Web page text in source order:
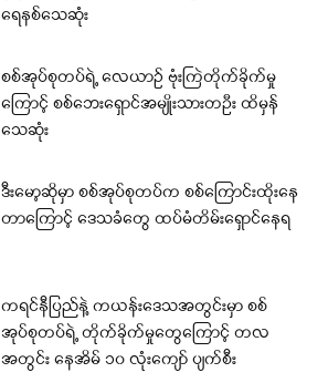
ရေနစ်သေဆုံး
စစ်အုပ်စုတပ်ရဲ့ လေယာဉ် ဗုံးကြဲတိုက်ခိုက်မှု
ကြောင့် စစ်ဘေးရှောင်အမျိုးသားတဦး ထိမှန်
သေဆုံး
ဒီးမော့ဆိုမှာ စစ်အုပ်စုတပ်က စစ်ကြောင်းထိုးနေ
တာကြောင့် ဒေသခံတွေ ထပ်မံတိမ်းရှောင်နေရ
ကရင်နီပြည်နဲ့ ကယန်းဒေသအတွင်းမှာ စစ်
အုပ်စုတပ်ရဲ့ တိုက်ခိုက်မှုတွေကြောင့် တလ
အတွင်း နေအိမ် ၁၀ လုံးကျော် ပျက်စီး